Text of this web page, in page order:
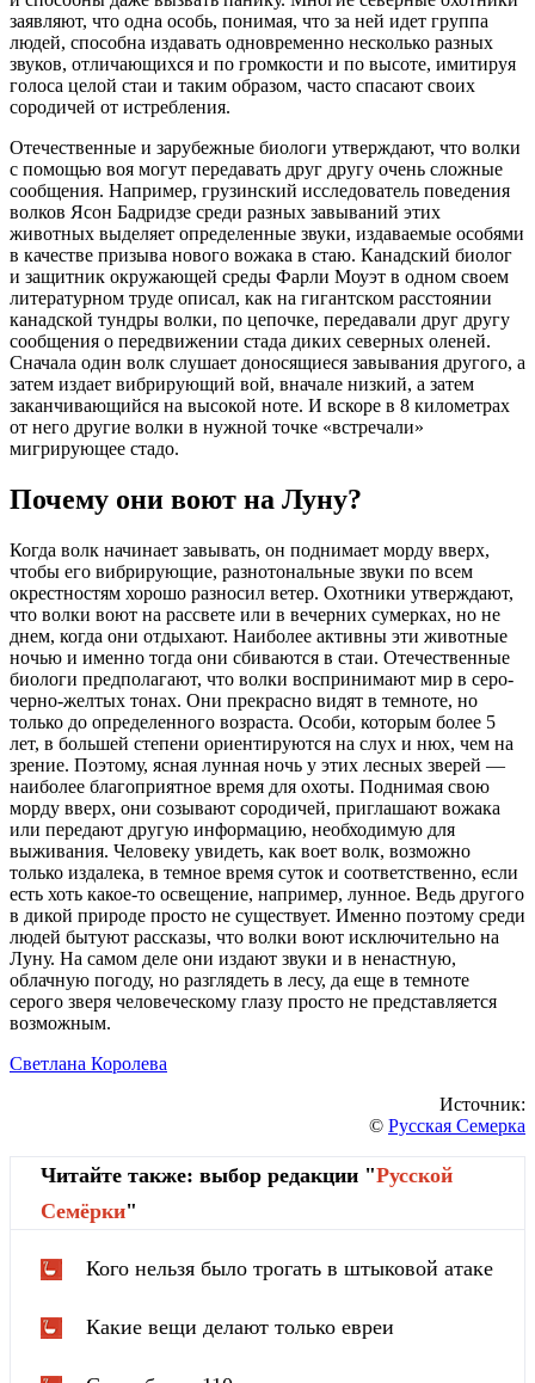
заявляют, что одна особь, понимая, что за ней идет группа
людей, способна издавать одновременно несколько разных
звуков, отличающихся и по громкости и по высоте, имитируя
голоса целой стаи и таким образом, часто спасают своих
сородичей от истребления.
Отечественные и зарубежные биологи утверждают, что волки
с помощью воя могут передавать друг другу очень сложные
сообщения. Например, грузинский исследователь поведения
волков Ясон Бадридзе среди разных завываний этих
животных выделяет определенные звуки, издаваемые особями
в качестве призыва нового вожака в стаю. Канадский биолог
и защитник окружающей среды Фарли Моуэт в одном своем
литературном труде описал, как на гигантском расстоянии
канадской тундры волки, по цепочке, передавали друг другу
сообщения о передвижении стада диких северных оленей.
Сначала один волк слушает доносящиеся завывания другого, а
затем издает вибрирующий вой, вначале низкий, а затем
заканчивающийся на высокой ноте. И вскоре в 8 километрах
от него другие волки в нужной точке «встречали»
мигрирующее стадо.
Почему они воют на Луну?
Когда волк начинает завывать, он поднимает морду вверх,
чтобы его вибрирующие, разнотональные звуки по всем
окрестностям хорошо разносил ветер. Охотники утверждают,
что волки воют на рассвете или в вечерних сумерках, но не
днем, когда они отдыхают. Наиболее активны эти животные
ночью и именно тогда они сбиваются в стаи. Отечественные
биологи предполагают, что волки воспринимают мир в серо-
черно-желтых тонах. Они прекрасно видят в темноте, но
только до определенного возраста. Особи, которым более 5
лет, в большей степени ориентируются на слух и нюх, чем на
зрение. Поэтому, ясная лунная ночь у этих лесных зверей —
наиболее благоприятное время для охоты. Поднимая свою
морду вверх, они созывают сородичей, приглашают вожака
или передают другую информацию, необходимую для
выживания. Человеку увидеть, как воет волк, возможно
только издалека, в темное время суток и соответственно, если
есть хоть какое-то освещение, например, лунное. Ведь другого
в дикой природе просто не существует. Именно поэтому среди
людей бытуют рассказы, что волки воют исключительно на
Луну. На самом деле они издают звуки и в ненастную,
облачную погоду, но разглядеть в лесу, да еще в темноте
серого зверя человеческому глазу просто не представляется
возможным.
Светлана Королева
Источник:
© Русская Семерка
Читайте также: выбор редакции "Русской
Cемёрки"
Кого нельзя было трогать в штыковой атаке
Какие вещи делают только евреи